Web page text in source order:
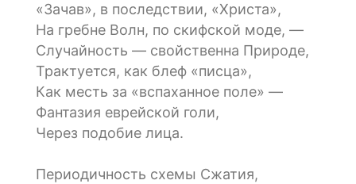
«Зачав», в последствии, «Христа»,
На гребне Волн, по скифской моде, —
Случайность — свойственна Природе,
Трактуется, как блеф «писца»,
Как месть за «вспаханное поле» —
Фантазия еврейской голи,
Через подобие лица.
Периодичность схемы Сжатия,